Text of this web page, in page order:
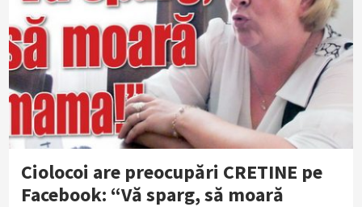
Ciolocoi are preocupări CRETINE pe
Facebook: “Vă sparg, să moară